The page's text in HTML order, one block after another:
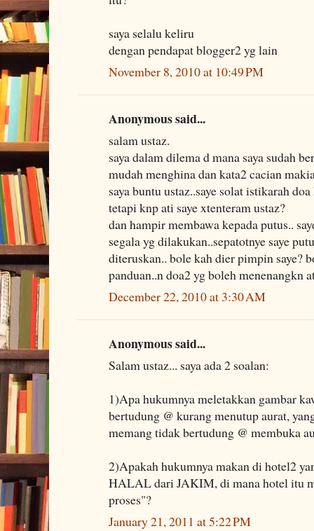
saya selalu keliru
dengan pendapat blogger2 yg lain
November 8, 2010 at 10:49 PM
Anonymous said...
salam ustaz.
saya dalam dilema d mana saya sudah
mudah menghina dan kata2 cacian
saya buntu ustaz..saye solat istikarah
tetapi knp ati saye xtenteram ustaz?
dan hampir membawa kepada putus..
segala yg dilakukan..sepatotnye saye
diteruskan.. bole kah dier pimpin saye?
panduan..n doa2 yg boleh menenangkn
December 22, 2010 at 3:30 AM
Anonymous said...
Salam ustaz... saya ada 2 soalan:
1)Apa hukumnya meletakkan gambar
bertudung @ kurang menutup aurat,
memang tidak bertudung @ membuka
2)Apakah hukumnya makan di hotel2
HALAL dari JAKIM, di mana hotel itu
proses"?
January 21, 2011 at 5:22 PM